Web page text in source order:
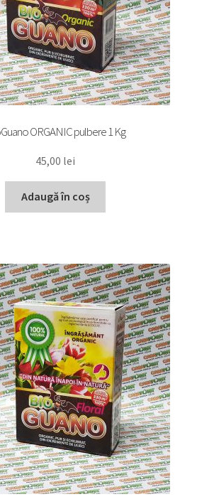
ORGANIC pulbere 1 Kg
45,00 lei
Adaugă în coș